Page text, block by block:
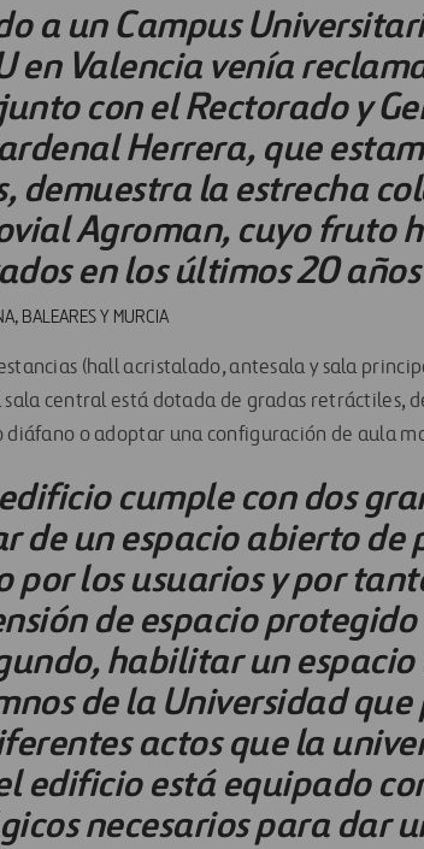
a un Campus
en Valencia venía
con el Rectorado y
Herrera, que
demuestra la estrecha
Agroman, cuyo fruto
en los últimos 20 años
BALEARES Y MURCIA
(hall acristalado, antesala y sala
central está dotada de gradas retráctiles,
diáfano o adoptar una configuración de aula
cumple con dos
de un espacio abierto de
por los usuarios y por
de espacio
habilitar un espacio
de la Universidad
actos que la
edificio está equipado
necesarios para dar